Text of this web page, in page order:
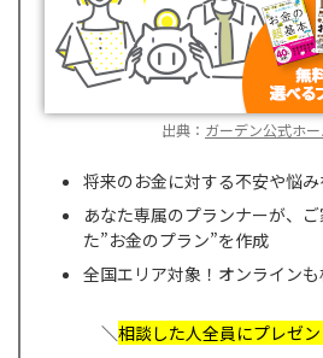
出典： ガーデン公式ホ
将来のお金に対する不安や悩
あなた専属のプランナーが、
た”お金のプラン”を作成
全国エリア対象！オンライン
＼相談した人全員にプレゼ